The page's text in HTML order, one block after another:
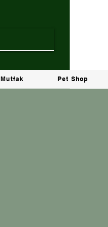
Mutfak Pet Shop